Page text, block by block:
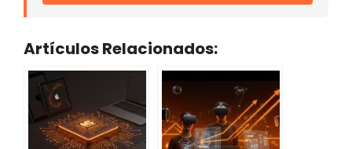
Artículos Relacionados: